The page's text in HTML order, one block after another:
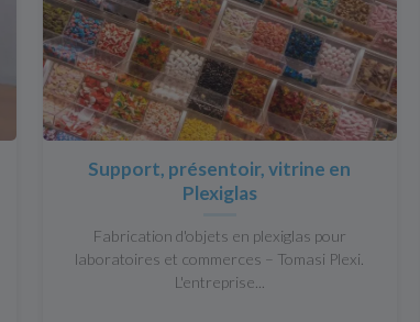
Support, présentoir, vitrine en
Plexiglas
Fabrication d'objets en plexiglas pour
laboratoires et commerces – Tomasi Plexi.
L'entreprise...